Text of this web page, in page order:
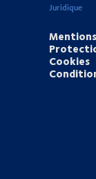
Juridique
Cookies